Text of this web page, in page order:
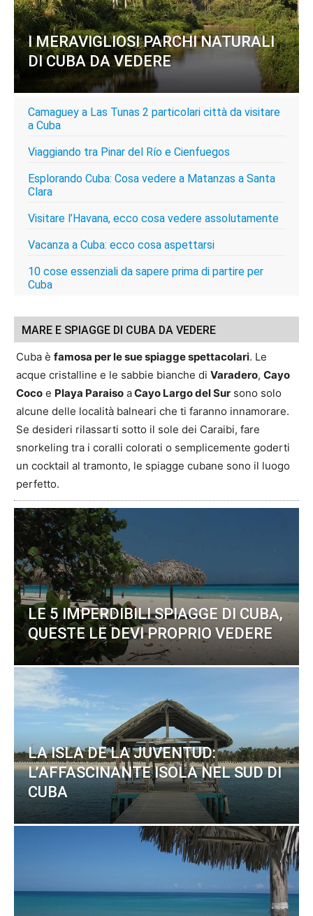
I MERAVIGLIOSI PARCHI NATURALI
DI CUBA DA VEDERE
Camaguey a Las Tunas 2 particolari città da visitare
a Cuba
Viaggiando tra Pinar del Río e Cienfuegos
Esplorando Cuba: Cosa vedere a Matanzas a Santa
Clara
Visitare l’Havana, ecco cosa vedere assolutamente
Vacanza a Cuba: ecco cosa aspettarsi
10 cose essenziali da sapere prima di partire per
Cuba
MARE E SPIAGGE DI CUBA DA VEDERE
Cuba è famosa per le sue spiagge spettacolari. Le
acque cristalline e le sabbie bianche di Varadero, Cayo
Coco e Playa Paraiso aCayo Largo del Sur sono solo
alcune delle località balneari che ti faranno innamorare.
Se desideri rilassarti sotto il sole dei Caraibi, fare
snorkeling tra i coralli colorati o semplicemente goderti
un cocktail al tramonto, le spiagge cubane sono il luogo
perfetto.
LE 5 IMPERDIBILI SPIAGGE DI CUBA,
QUESTE LE DEVI PROPRIO VEDERE
LA ISLA DE LA JUVENTUD:
L’AFFASCINANTE ISOLA NEL SUD DI
CUBA